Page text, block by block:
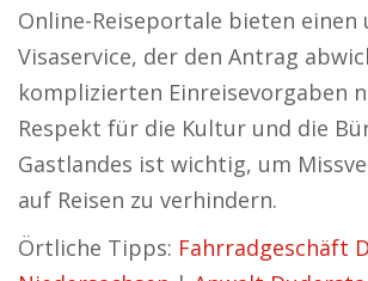
Online-Reiseportale bieten einen
Visaservice, der den Antrag
komplizierten Einreisevorgaben
Respekt für die Kultur und die
Gastlandes ist wichtig, um
auf Reisen zu verhindern.
Örtliche Tipps: Fahrradgeschäft